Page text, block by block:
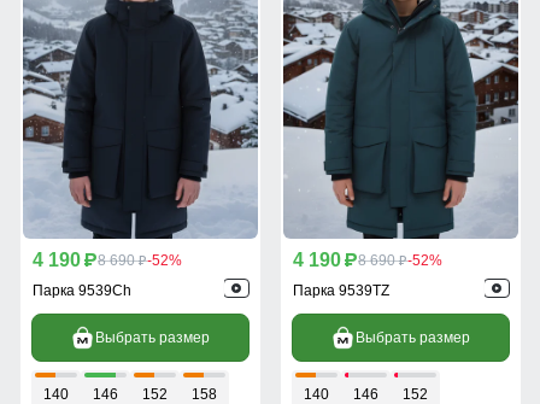
4 190 p8 690 p-52%
Парка 9539Ch
Выбрать размер
140 146 152 158
4 190 p8 690 p-52%
Парка 9539TZ
Выбрать размер
140 146 152